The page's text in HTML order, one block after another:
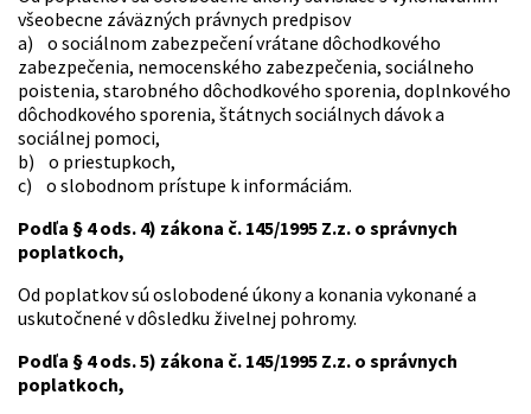
všeobecne záväzných právnych predpisov
a) o sociálnom zabezpečení vrátane dôchodkového
zabezpečenia, nemocenského zabezpečenia, sociálneho
poistenia, starobného dôchodkového sporenia, doplnkového
dôchodkového sporenia, štátnych sociálnych dávok a
sociálnej pomoci,
b) o priestupkoch,
c) o slobodnom prístupe k informáciám.
Podľa § 4 ods. 4) zákona č. 145/1995 Z.z. o správnych
poplatkoch,
Od poplatkov sú oslobodené úkony a konania vykonané a
uskutočnené v dôsledku živelnej pohromy.
Podľa § 4 ods. 5) zákona č. 145/1995 Z.z. o správnych
poplatkoch,